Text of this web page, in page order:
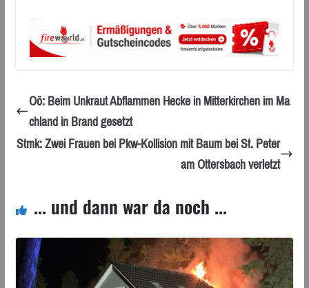
Oö: Beim Unkraut Abflammen Hecke in Mitterkirchen im Ma
chland in Brand gesetzt
Stmk: Zwei Frauen bei Pkw-Kollision mit Baum bei St. Peter
am Ottersbach verletzt
... und dann war da noch ...